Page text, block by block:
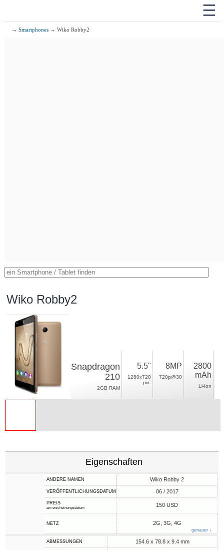
☰
→Smartphones → Wiko Robby2
Wiko Robby2
Snapdragon
210
2GB RAM
5.5"
1280x720
pix.
8MP
720p@30
2800
mAh
Li-Ion
Eigenschaften
ANDERE NAMEN Wiko Robby 2
VERÖFFENTLICHUNGSDATUM 06 / 2017
PREIS
am erscheinungsdatum 150 USD
NETZ 2G, 3G, 4G
genauer ↓
ABMESSUNGEN 154.6 x 78.8 x 9.4 mm